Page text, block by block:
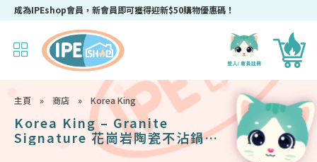
成為IPEshop會員，新會員即可獲得迎新$50購物優惠碼！
主頁 » 商店 » Korea King
Korea King – Granite
Signature 花崗岩陶瓷不沾鍋〡
24cm平底鍋〡經典炭黑色〡韓國